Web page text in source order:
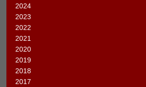
2024
2023
2022
2021
2020
2019
2018
2017